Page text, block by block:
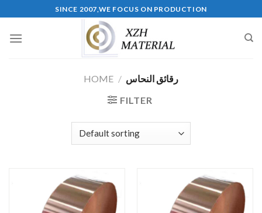
to
content
SINCE 2007,WE FOCUS ON PRODUCTION
HOME / رقائق النحاس
FILTER